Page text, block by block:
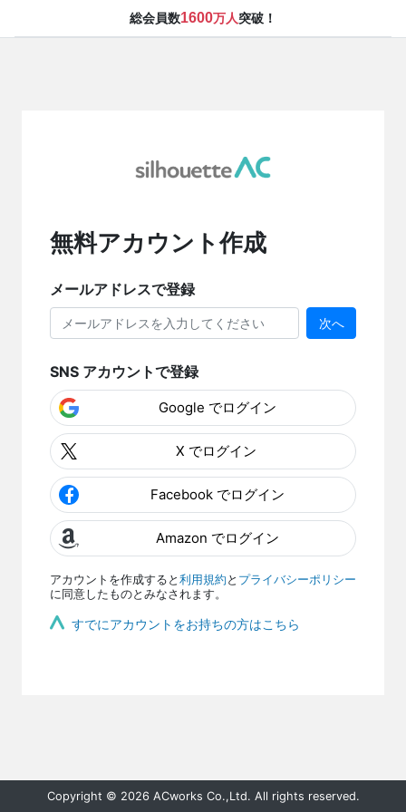
総会員数1600万人突破！
無料アカウント作成
メールアドレスで登録
次へ
SNS アカウントで登録
Google でログイン
X でログイン
Facebook でログイン
Amazon でログイン
アカウントを作成すると 利用規約 と プライバシーポリシー
に同意したものとみなされます。
すでにアカウントをお持ちの方はこちら
Copyright © 2026 ACworks Co.,Ltd. All rights reserved.